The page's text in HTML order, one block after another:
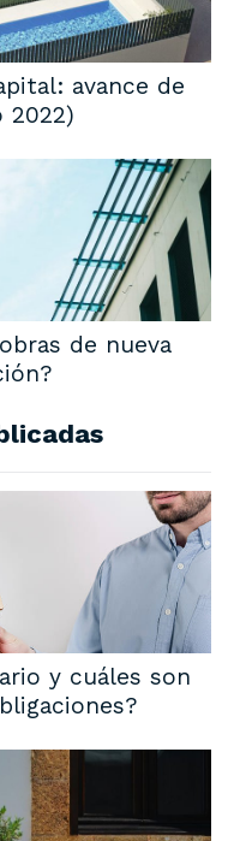
avance de
2022)
de nueva
y cuáles son